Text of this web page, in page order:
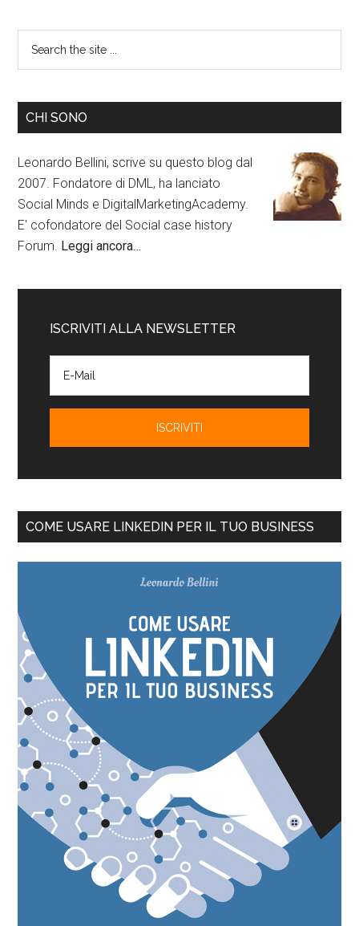
CHI SONO
Leonardo Bellini, scrive su questo blog dal
2007. Fondatore di DML, ha lanciato
Social Minds e DigitalMarketingAcademy.
E' cofondatore del Social case history
Forum. Leggi ancora…
ISCRIVITI ALLA NEWSLETTER
COME USARE LINKEDIN PER IL TUO BUSINESS